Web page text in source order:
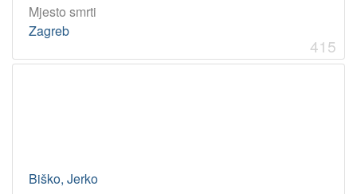
Mjesto smrti
Zagreb
415
Biško, Jerko